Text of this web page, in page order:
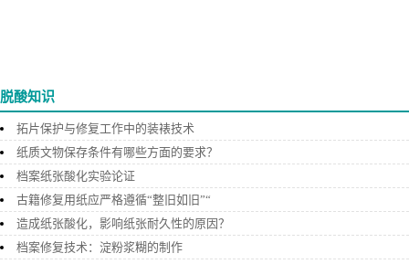
脱酸知识
拓片保护与修复工作中的装裱技术
纸质文物保存条件有哪些方面的要求？
档案纸张酸化实验论证
古籍修复用纸应严格遵循“整旧如旧”“
造成纸张酸化，影响纸张耐久性的原因？
档案修复技术：淀粉浆糊的制作